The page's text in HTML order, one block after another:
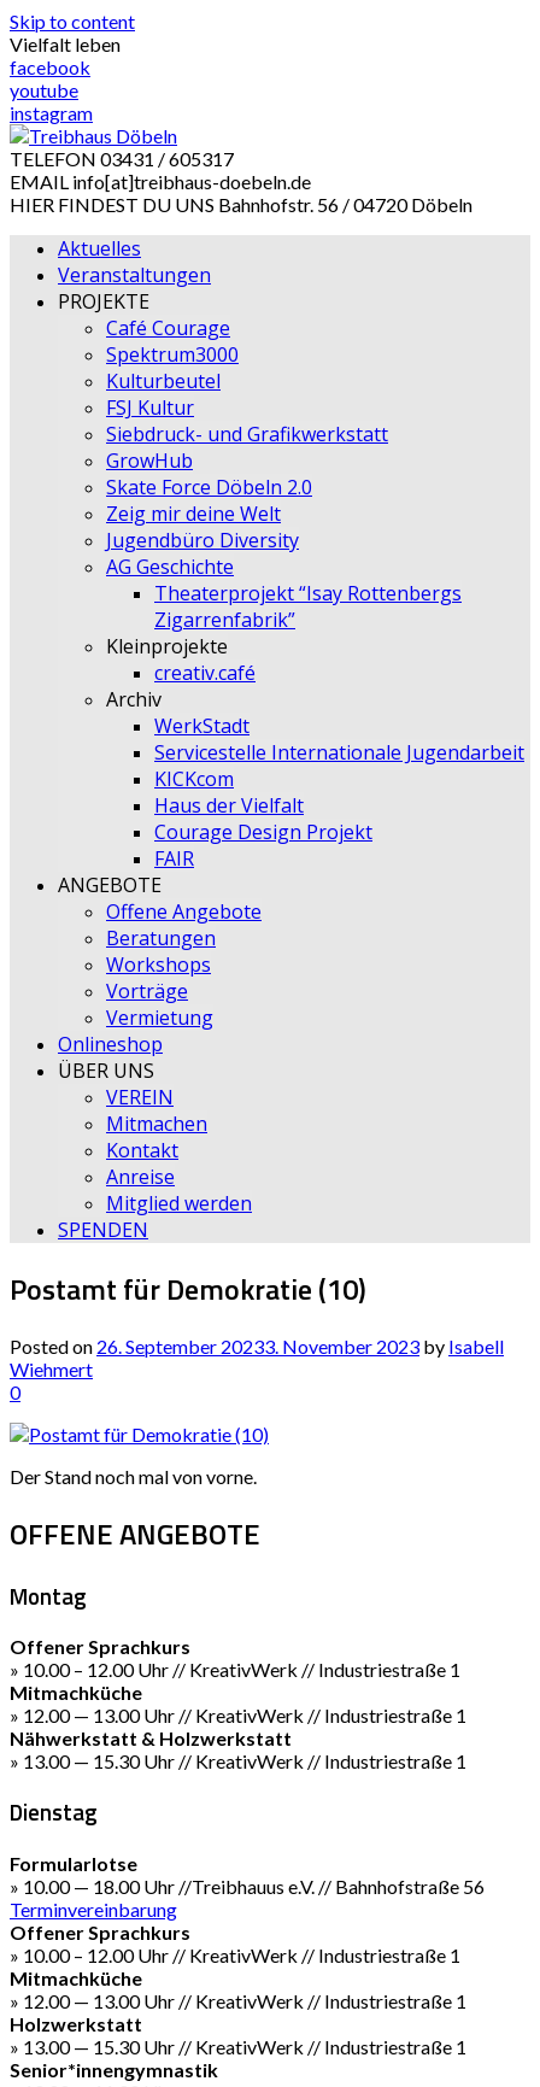
Skip to content
Vielfalt leben
facebook
youtube
instagram
TELEFON 03431 / 605317
EMAIL info[at]treibhaus-doebeln.de
HIER FINDEST DU UNS Bahnhofstr. 56 / 04720 Döbeln
Aktuelles
Veranstaltungen
PROJEKTE
Café Courage
Spektrum3000
Kulturbeutel
FSJ Kultur
Siebdruck- und Grafikwerkstatt
GrowHub
Skate Force Döbeln 2.0
Zeig mir deine Welt
Jugendbüro Diversity
AG Geschichte
Theaterprojekt “Isay Rottenbergs
Zigarrenfabrik”
Kleinprojekte
creativ.café
Archiv
WerkStadt
Servicestelle Internationale Jugendarbeit
KICKcom
Haus der Vielfalt
Courage Design Projekt
FAIR
ANGEBOTE
Offene Angebote
Beratungen
Workshops
Vorträge
Vermietung
Onlineshop
ÜBER UNS
VEREIN
Mitmachen
Kontakt
Anreise
Mitglied werden
SPENDEN
Postamt für Demokratie (10)
Posted on 26. September 20233. November 2023 by Isabell
Wiehmert
0
Der Stand noch mal von vorne.
OFFENE ANGEBOTE
Montag
Offener Sprachkurs
» 10.00 – 12.00 Uhr // KreativWerk // Industriestraße 1
Mitmachküche
» 12.00 — 13.00 Uhr // KreativWerk // Industriestraße 1
Nähwerkstatt & Holzwerkstatt
» 13.00 — 15.30 Uhr // KreativWerk // Industriestraße 1
Dienstag
Formularlotse
» 10.00 — 18.00 Uhr //Treibhauus e.V. // Bahnhofstraße 56
Terminvereinbarung
Offener Sprachkurs
» 10.00 – 12.00 Uhr // KreativWerk // Industriestraße 1
Mitmachküche
» 12.00 — 13.00 Uhr // KreativWerk // Industriestraße 1
Holzwerkstatt
» 13.00 — 15.30 Uhr // KreativWerk // Industriestraße 1
Senior*innengymnastik